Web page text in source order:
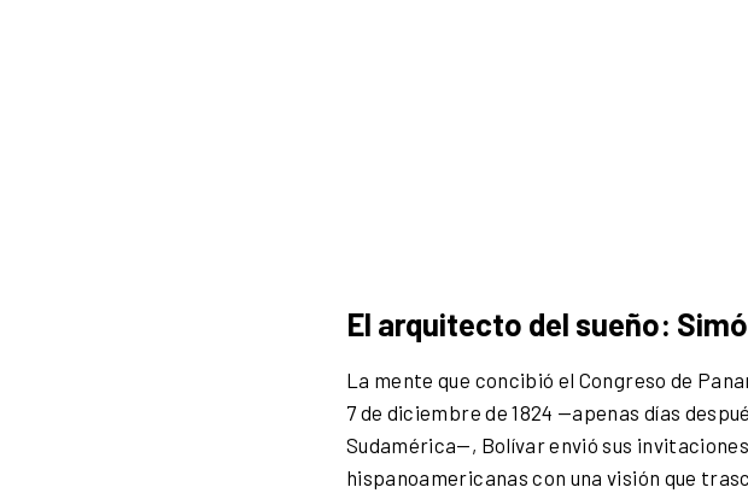
El arquitecto del sueño:
La mente que concibió el Congreso de
7 de diciembre de 1824 —apenas días
Sudamérica—, Bolívar envió sus
hispanoamericanas con una visión que